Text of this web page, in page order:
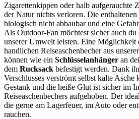
Zigarettenkippen oder halb aufgerauchte
der Natur nichts verloren. Die
biologisch nicht abbaubar und eine
Als Outdoor-Fan möchtest sicher auch
unserer Umwelt leisten. Eine Möglichkeit
handlichen Reiseaschenbecher aus
können wie ein Schlüsselanhänger an
dem Rucksack befestigt werden. Dank
Verschlusses verströmt selbst kalte Asche
Gestank und die heiße Glut ist sicher im
Reiseaschenbechers aufgehoben. Der
die gerne am Lagerfeuer, im Auto oder
rauchen.